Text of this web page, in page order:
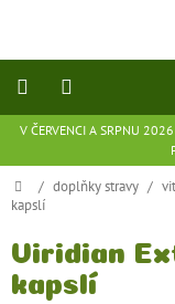
V ČERVENCI A SRPNU
přírodní
doplňky
potraviny
Domů
/ doplňky stravy /
kapslí
Viridian
kapslí